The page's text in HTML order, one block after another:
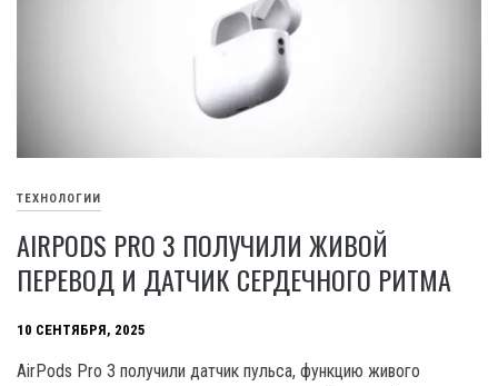
ТЕХНОЛОГИИ
AIRPODS PRO 3 ПОЛУЧИЛИ ЖИВОЙ
ПЕРЕВОД И ДАТЧИК СЕРДЕЧНОГО РИТМА
10 СЕНТЯБРЯ, 2025
AirPods Pro 3 получили датчик пульса, функцию живого